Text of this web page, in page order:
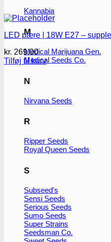
Kannabia
M
Medical Marijuana Gen.
Medical Seeds Co.
N
Nirvana Seeds
R
Ripper Seeds
Royal Queen Seeds
S
Subseed's
Sensi Seeds
Serious Seeds
Sumo Seeds
Super Strains
Seedsman Co.
LED pære | 18W E27 –
kr. 269.00
Tilføj til kurv